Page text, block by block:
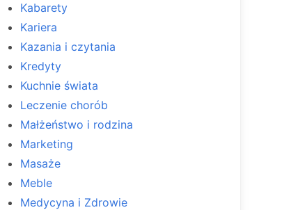
Kabarety
Kariera
Kazania i czytania
Kredyty
Kuchnie świata
Leczenie chorób
Małżeństwo i rodzina
Marketing
Masaże
Meble
Medycyna i Zdrowie